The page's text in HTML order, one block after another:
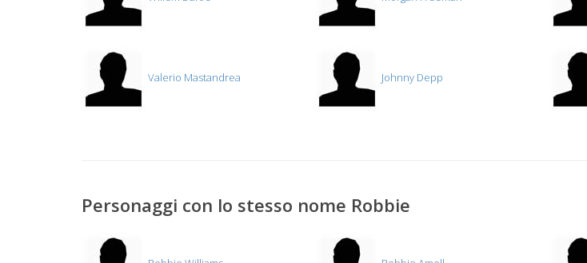
Valerio Mastandrea Johnny Depp
Personaggi con lo stesso nome Robbie